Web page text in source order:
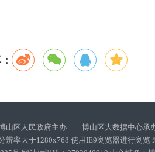
山区人民政府主办 博山区大数据中心承
辨率大于1280x768 使用IE9浏览器进行浏览